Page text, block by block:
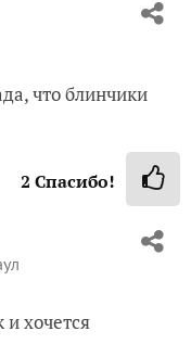
что блинчики
2 Спасибо!
хочется